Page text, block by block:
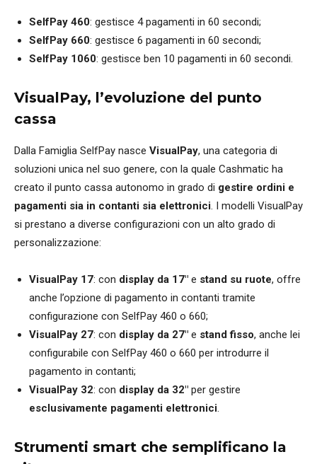
SelfPay 460: gestisce 4 pagamenti in 60 secondi;
SelfPay 660: gestisce 6 pagamenti in 60 secondi;
SelfPay 1060: gestisce ben 10 pagamenti in 60 secondi.
VisualPay, l’evoluzione del punto
cassa
Dalla Famiglia SelfPay nasce VisualPay, una categoria di
soluzioni unica nel suo genere, con la quale Cashmatic ha
creato il punto cassa autonomo in grado di gestire ordini e
pagamenti sia in contanti sia elettronici . I modelli VisualPay
si prestano a diverse configurazioni con un alto grado di
personalizzazione:
VisualPay 17: con display da 17" e stand su ruote, offre
anche l’opzione di pagamento in contanti tramite
configurazione con SelfPay 460 o 660;
VisualPay 27: con display da 27" e stand fisso, anche lei
configurabile con SelfPay 460 o 660 per introdurre il
pagamento in contanti;
VisualPay 32: con display da 32" per gestire
esclusivamente pagamenti elettronici
Strumenti smart che semplificano la